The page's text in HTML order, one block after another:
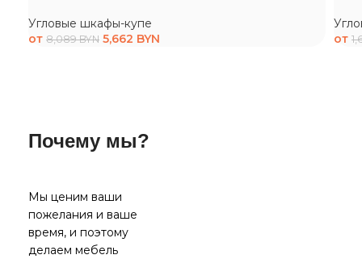
Угловые шкафы-купе
от 8,089BYN 5,662 BYN
от
Почему мы?
Мы ценим ваши
пожелания и ваше
время, и поэтому
делаем мебель